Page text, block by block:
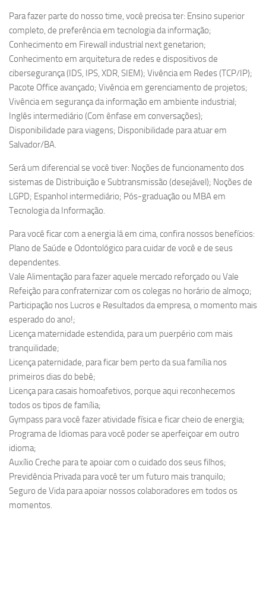
Para fazer parte do nosso time, você precisa ter: Ensino superior
completo, de preferência em tecnologia da informação;
Conhecimento em Firewall industrial next genetarion;
Conhecimento em arquitetura de redes e dispositivos de
cibersegurança (IDS, IPS, XDR, SIEM); Vivência em Redes (TCP/IP);
Pacote Office avançado; Vivência em gerenciamento de projetos;
Vivência em segurança da informação em ambiente industrial;
Inglês intermediário (Com ênfase em conversações);
Disponibilidade para viagens; Disponibilidade para atuar em
Salvador/BA.
Será um diferencial se você tiver: Noções de funcionamento dos
sistemas de Distribuição e Subtransmissão (desejável); Noções de
LGPD; Espanhol intermediário; Pós-graduação ou MBA em
Tecnologia da Informação.
Para você ficar com a energia lá em cima, confira nossos benefícios:
Plano de Saúde e Odontológico para cuidar de você e de seus
dependentes.
Vale Alimentação para fazer aquele mercado reforçado ou Vale
Refeição para confraternizar com os colegas no horário de almoço;
Participação nos Lucros e Resultados da empresa, o momento mais
esperado do ano!;
Licença maternidade estendida, para um puerpério com mais
tranquilidade;
Licença paternidade, para ficar bem perto da sua família nos
primeiros dias do bebê;
Licença para casais homoafetivos, porque aqui reconhecemos
todos os tipos de família;
Gympass para você fazer atividade física e ficar cheio de energia;
Programa de Idiomas para você poder se aperfeiçoar em outro
idioma;
Auxílio Creche para te apoiar com o cuidado dos seus filhos;
Previdência Privada para você ter um futuro mais tranquilo;
Seguro de Vida para apoiar nossos colaboradores em todos os
momentos.